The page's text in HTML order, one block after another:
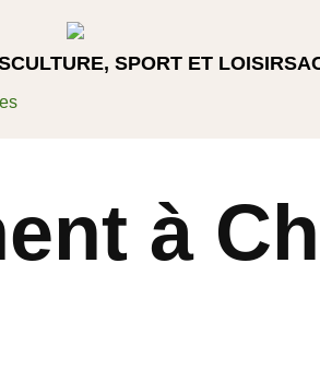
CULTURE, SPORT ET LOISIRS
à